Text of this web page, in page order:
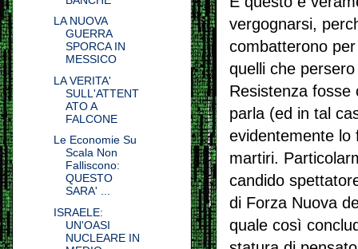
vergognarsi,
combatterono
quelli che
Resistenza fosse
parla (ed in tal
evidentemente lo
martiri.
candido
di Forza Nuova
quale così
LA NUOVA
GUERRA
SPORCA IN
MESSICO
LA VERITA'
SULL'ATTENT
ATO A
FALCONE
Le Economie Su
Scala Non
Falliscono:
QUESTO
SARA' ...
ISRAELE:
UN'OASI
NUCLEARE IN